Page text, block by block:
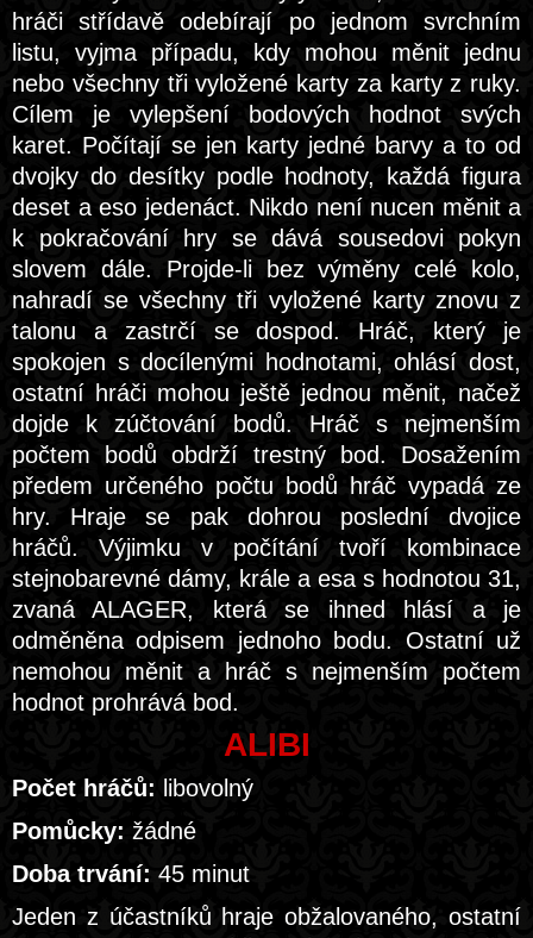
hráči střídavě odebírají po jednom svrchním
listu, vyjma případu, kdy mohou měnit jednu
nebo všechny tři vyložené karty za karty z ruky.
Cílem je vylepšení bodových hodnot svých
karet. Počítají se jen karty jedné barvy a to od
dvojky do desítky podle hodnoty, každá figura
deset a eso jedenáct. Nikdo není nucen měnit a
k pokračování hry se dává sousedovi pokyn
slovem dále. Projde-li bez výměny celé kolo,
nahradí se všechny tři vyložené karty znovu z
talonu a zastrčí se dospod. Hráč, který je
spokojen s docílenými hodnotami, ohlásí dost,
ostatní hráči mohou ještě jednou měnit, načež
dojde k zúčtování bodů. Hráč s nejmenším
počtem bodů obdrží trestný bod. Dosažením
předem určeného počtu bodů hráč vypadá ze
hry. Hraje se pak dohrou poslední dvojice
hráčů. Výjimku v počítání tvoří kombinace
stejnobarevné dámy, krále a esa s hodnotou 31,
zvaná ALAGER, která se ihned hlásí a je
odměněna odpisem jednoho bodu. Ostatní už
nemohou měnit a hráč s nejmenším počtem
hodnot prohrává bod.
ALIBI
Počet hráčů: libovolný
Pomůcky: žádné
Doba trvání: 45 minut
Jeden z účastníků hraje obžalovaného, ostatní